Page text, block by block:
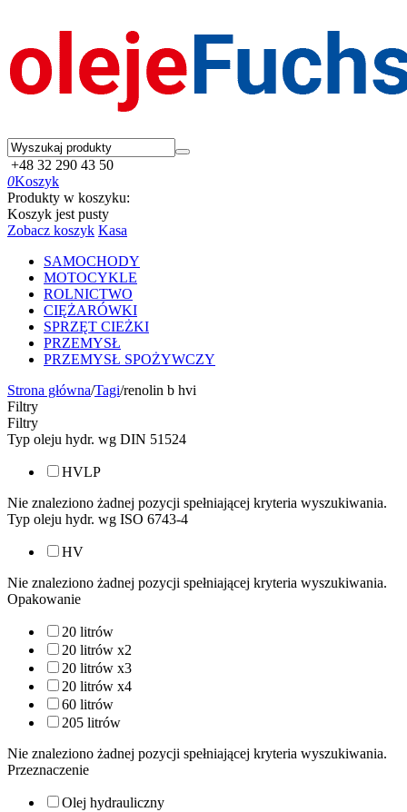
+48 32 290 43 50
0Koszyk
Produkty w koszyku:
Koszyk jest pusty
Zobacz koszyk Kasa
SAMOCHODY
MOTOCYKLE
ROLNICTWO
CIĘŻARÓWKI
SPRZĘT CIEŻKI
PRZEMYSŁ
PRZEMYSŁ SPOŻYWCZY
Strona główna/Tagi/renolin b hvi
Filtry
Filtry
Typ oleju hydr. wg DIN 51524
HVLP
Nie znaleziono żadnej pozycji spełniającej kryteria wyszukiwania.
Typ oleju hydr. wg ISO 6743-4
HV
Nie znaleziono żadnej pozycji spełniającej kryteria wyszukiwania.
Opakowanie
20 litrów
20 litrów x2
20 litrów x3
20 litrów x4
60 litrów
205 litrów
Nie znaleziono żadnej pozycji spełniającej kryteria wyszukiwania.
Przeznaczenie
Olej hydrauliczny